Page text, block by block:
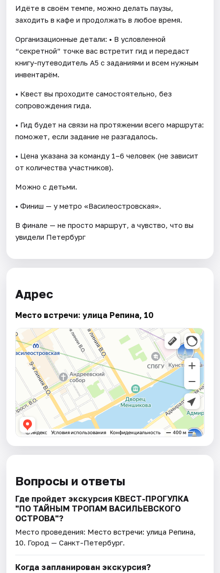
Идёте в своём темпе, можно делать паузы,
заходить в кафе и продолжать в любое время.
Организационные детали: • В условленной
“секретной” точке вас встретит гид и передаст
книгу-путеводитель А5 с заданиями и всем нужным
инвентарём.
• Квест вы проходите самостоятельно, без
сопровождения гида.
• Гид будет на связи на протяжении всего маршрута:
поможет, если задание не разгадалось.
• Цена указана за команду 1–6 человек (не зависит
от количества участников).
Можно с детьми.
• Финиш — у метро «Василеостровская».
В финале — не просто маршрут, а чувство, что вы
увидели Петербург
Адрес
Место встречи: улица Репина, 10
Вопросы и ответы
Где пройдет экскурсия КВЕСТ-ПРОГУЛКА
"ПО ТАЙНЫМ ТРОПАМ ВАСИЛЬЕВСКОГО
ОСТРОВА"?
Место проведения: Место встречи: улица Репина,
10. Город — Санкт-Петербург.
Когда запланирован экскурсия?